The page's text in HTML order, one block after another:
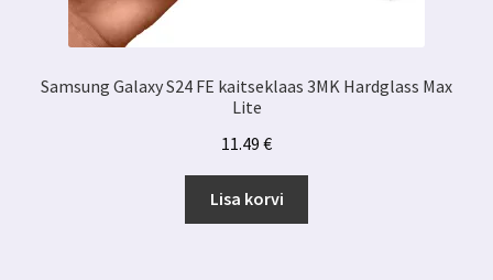
Samsung Galaxy S24 FE kaitseklaas 3MK Hardglass Max
Lite
11.49 €
Lisa korvi